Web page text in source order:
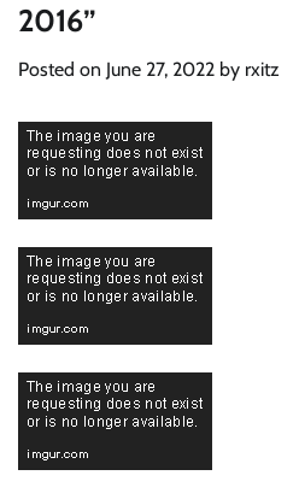
2016”
Posted on June 27, 2022 by rxitz